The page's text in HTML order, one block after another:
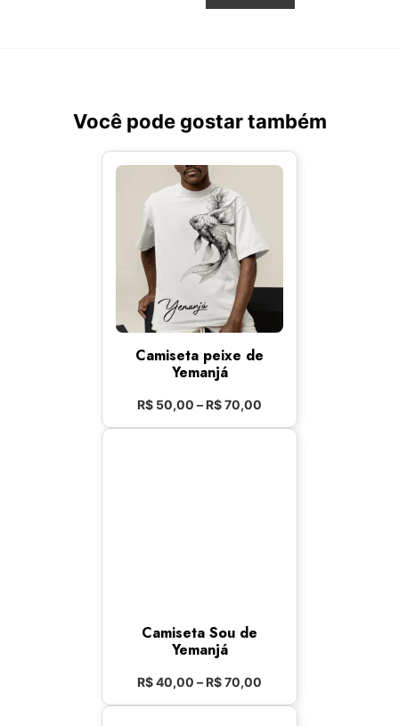
Você pode gostar também
Camiseta peixe de
Yemanjá
R$ 50,00 –R$70,00
Camiseta Sou de
Yemanjá
R$40,00 –R$70,00